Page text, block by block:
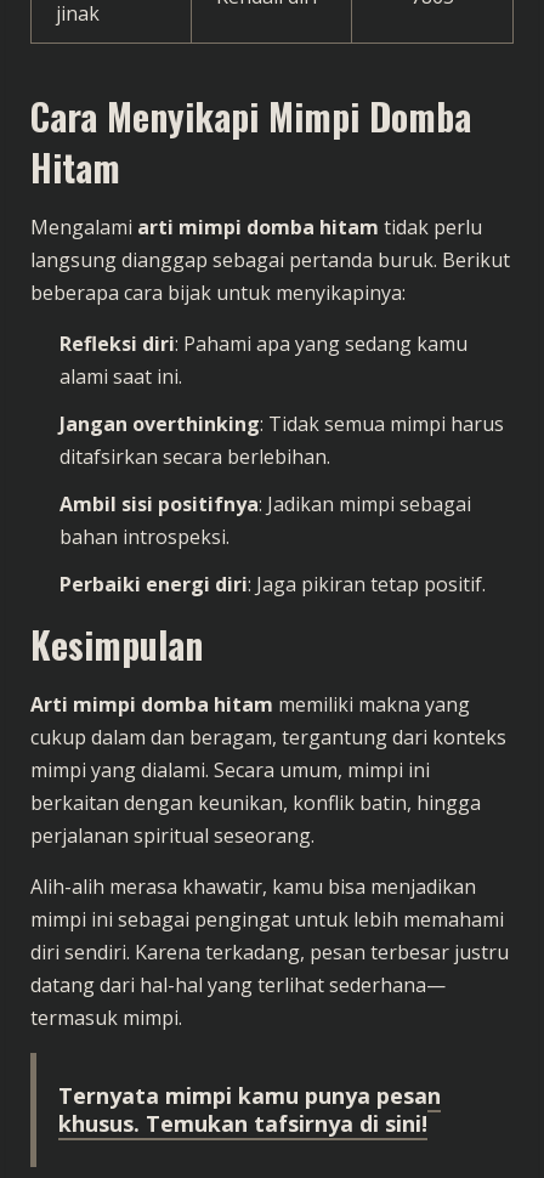
jinak
Cara Menyikapi Mimpi Domba
Hitam
Mengalami arti mimpi domba hitam tidak perlu
langsung dianggap sebagai pertanda buruk. Berikut
beberapa cara bijak untuk menyikapinya:
Refleksi diri: Pahami apa yang sedang kamu
alami saat ini.
Jangan overthinking: Tidak semua mimpi harus
ditafsirkan secara berlebihan.
Ambil sisi positifnya: Jadikan mimpi sebagai
bahan introspeksi.
Perbaiki energi diri: Jaga pikiran tetap positif.
Kesimpulan
Arti mimpi domba hitam memiliki makna yang
cukup dalam dan beragam, tergantung dari konteks
mimpi yang dialami. Secara umum, mimpi ini
berkaitan dengan keunikan, konflik batin, hingga
perjalanan spiritual seseorang.
Alih-alih merasa khawatir, kamu bisa menjadikan
mimpi ini sebagai pengingat untuk lebih memahami
diri sendiri. Karena terkadang, pesan terbesar justru
datang dari hal-hal yang terlihat sederhana—
termasuk mimpi.
Ternyata mimpi kamu punya pesan
khusus. Temukan tafsirnya di sini!